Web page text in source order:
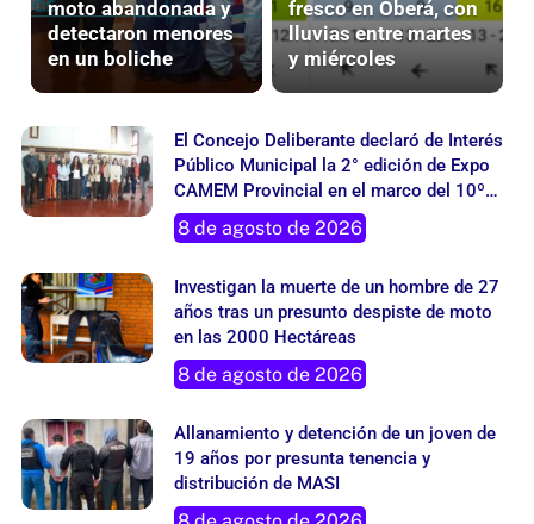
en un boliche
y miércoles
Público Municipal la 2° edición de Expo
CAMEM Provincial en el marco del 10º
aniversario del Nodo Oberá
8 de agosto de 2026
años tras un presunto despiste de moto
en las 2000 Hectáreas
8 de agosto de 2026
19 años por presunta tenencia y
distribución de MASI
8 de agosto de 2026